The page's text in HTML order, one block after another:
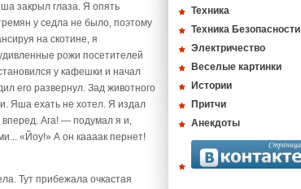
закрыл глаза. Я опять
у седла не было, поэтому
на скотине, я
рожи посетителей
у кафешки и начал
его развернул. Зад животного
Яша ехать не хотел. Я издал
Ага! — подумал я и,
«Йоу!» А он каааак пернет!
Тут прибежала очкастая
Техника
Техника Безопасности
Электричество
Веселые картинки
Истории
Притчи
Анекдоты